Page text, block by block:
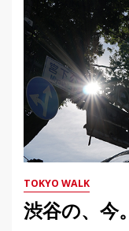
TOKYO WALK
渋谷の、今。